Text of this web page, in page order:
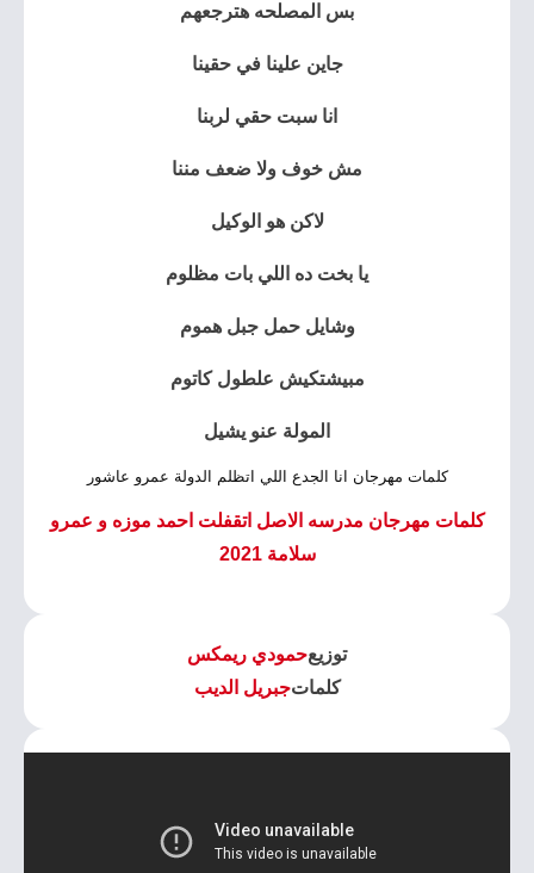
بس المصلحه هترجعهم
جاين علينا في حقينا
انا سبت حقي لربنا
مش خوف ولا ضعف مننا
لاكن هو الوكيل
يا بخت ده اللي بات مظلوم
وشايل حمل جبل هموم
مبيشتكيش علطول كاتوم
المولة عنو يشيل
كلمات مهرجان انا الجدع اللي اتظلم الدولة عمرو عاشور
كلمات مهرجان مدرسه الاصل اتقفلت احمد موزه و عمرو
سلامة 2021
توزيعحمودي ريمكس
كلماتجبريل الديب